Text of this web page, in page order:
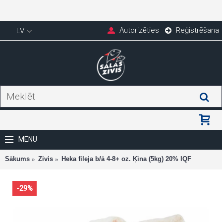
LV Autorizēties Reģistrēšana
MENU
Sākums Zivis Heka fileja b/ā 4-8+ oz. Ķīna (5kg) 20% IQF
-29%